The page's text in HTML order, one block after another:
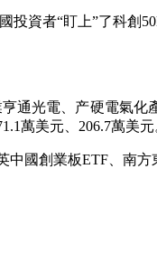
投資者“盯上”了科創
光電、产硬電氣化
萬美元、206.7萬美元
創業板ETF、南方